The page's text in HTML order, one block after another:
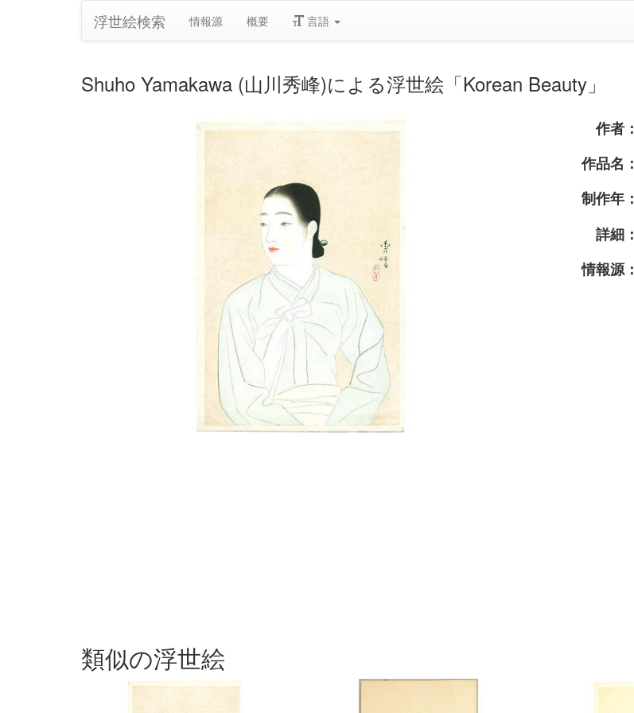
浮世絵検索 情報源 概要 言語
Shuho Yamakawa (山川秀峰)による浮世絵「Korean Beauty」
作者：
作品名：
制作年：
詳細：
情報源：
類似の浮世絵